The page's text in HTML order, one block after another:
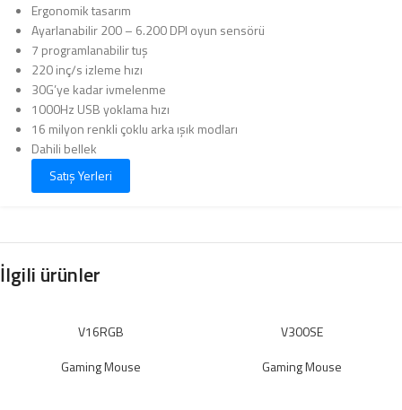
Ergonomik tasarım
Ayarlanabilir 200 – 6.200 DPI oyun sensörü
7 programlanabilir tuş
220 inç/s izleme hızı
30G’ye kadar ivmelenme
1000Hz USB yoklama hızı
16 milyon renkli çoklu arka ışık modları
Dahili bellek
Satış Yerleri
İlgili ürünler
V16RGB
Gaming Mouse
V300SE
Gaming Mouse